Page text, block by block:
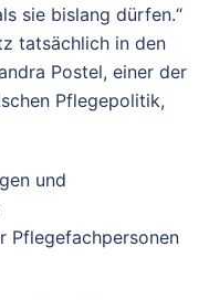
sie bislang dürfen.“
tatsächlich in den
Postel, einer der
Pflegepolitik,
und
Pflegefachpersonen